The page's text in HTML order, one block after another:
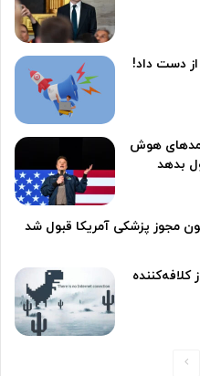
از دست داد!
هوش
بدهد
مجوز پزشکی آمریکا قبول شد